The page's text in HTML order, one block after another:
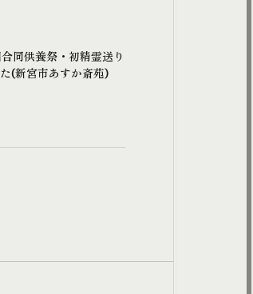
同供養祭・初精霊送り
(新宮市あすか斎苑)